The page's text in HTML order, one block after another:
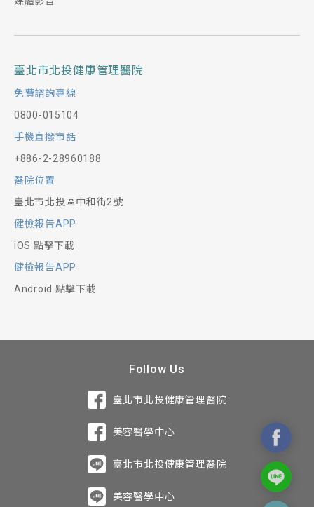
臺北市北投健康管理醫院
免費諮詢專線
0800-015104
手機直撥市話
+886-2-28960188
醫院位置
臺北市北投區中和街2號
健檢報告APP
iOS 點擊下載
健檢報告APP
Android 點擊下載
Follow Us
臺北市北投健康管理醫院
美容醫學中心
臺北市北投健康管理醫院
美容醫學中心